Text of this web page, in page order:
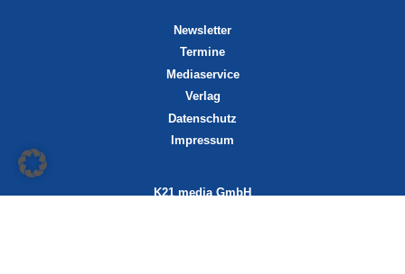
Newsletter
Termine
Mediaservice
Verlag
Datenschutz
Impressum
K21 media GmbH